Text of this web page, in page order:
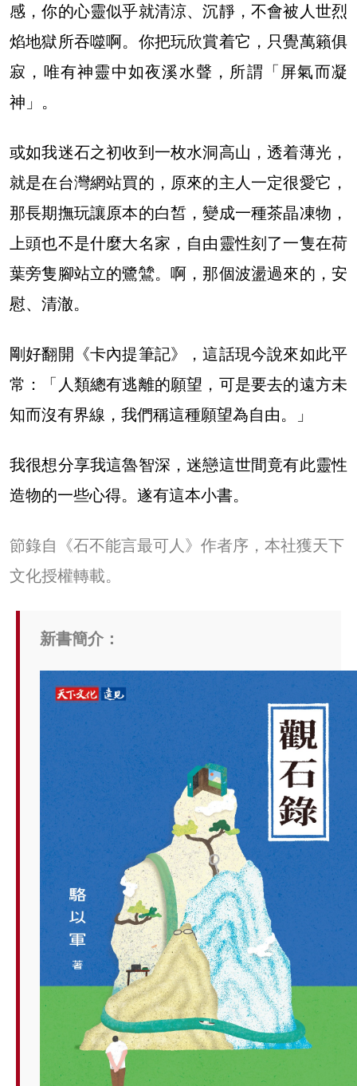
感，你的心靈似乎就清涼、沉靜，不會被人世烈
焰地獄所吞噬啊。你把玩欣賞着它，只覺萬籟俱
寂，唯有神靈中如夜溪水聲，所謂「屏氣而凝
神」。
或如我迷石之初收到一枚水洞高山，透着薄光，
就是在台灣網站買的，原來的主人一定很愛它，
那長期撫玩讓原本的白皙，變成一種茶晶凍物，
上頭也不是什麼大名家，自由靈性刻了一隻在荷
葉旁隻腳站立的鷺鷥。啊，那個波盪過來的，安
慰、清澈。
剛好翻開《卡內提筆記》，這話現今說來如此平
常：「人類總有逃離的願望，可是要去的遠方未
知而沒有界線，我們稱這種願望為自由。」
我很想分享我這魯智深，迷戀這世間竟有此靈性
造物的一些心得。遂有這本小書。
節錄自《石不能言最可人》作者序，本社獲天下
文化授權轉載。
新書簡介：